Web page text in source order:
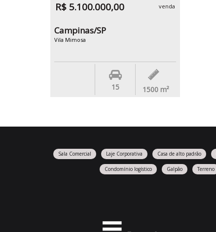
R$ 5.100.000,00 venda
Campinas/SP
Vila Mimosa
15 1500 m²
Sala Comercial Laje Corporativa Casa de alto padrão
Condomínio logístico Galpão Terreno